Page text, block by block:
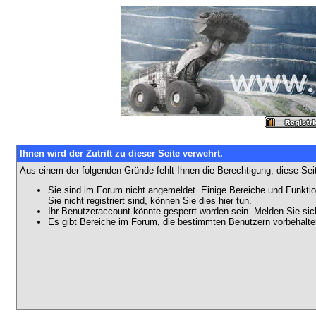
Ihnen wird der Zutritt zu dieser Seite verwehrt.
Aus einem der folgenden Gründe fehlt Ihnen die Berechtigung, diese
Sie sind im Forum nicht angemeldet. Einige Bereiche und
Sie nicht registriert sind, können Sie dies hier tun.
Ihr Benutzeraccount könnte gesperrt worden sein. Melden Sie
Es gibt Bereiche im Forum, die bestimmten Benutzern